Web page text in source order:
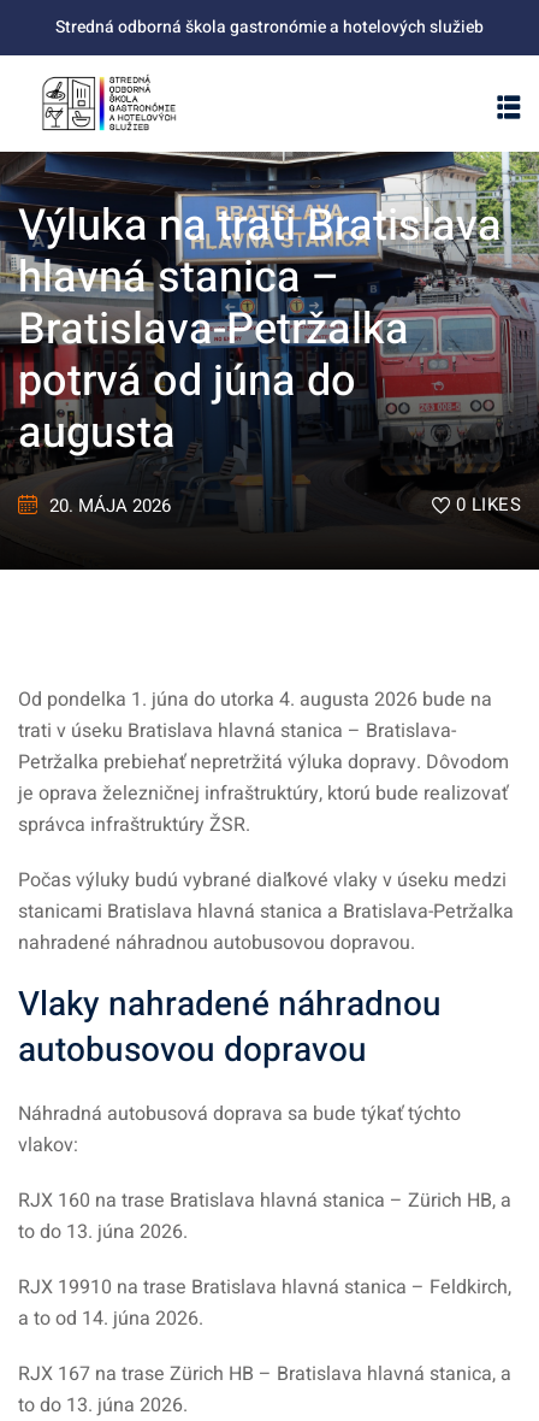
content
Stredná odborná škola gastronómie a hotelových služieb
Výluka na trati Bratislava
hlavná stanica –
Bratislava-Petržalka
potrvá od júna do
augusta
20. MÁJA 2026 0 LIKES
Od pondelka 1. júna do utorka 4. augusta 2026 bude na
trati v úseku Bratislava hlavná stanica – Bratislava-
Petržalka prebiehať nepretržitá výluka dopravy. Dôvodom
je oprava železničnej infraštruktúry, ktorú bude realizovať
správca infraštruktúry ŽSR.
Počas výluky budú vybrané diaľkové vlaky v úseku medzi
stanicami Bratislava hlavná stanica a Bratislava-Petržalka
nahradené náhradnou autobusovou dopravou.
Vlaky nahradené náhradnou
autobusovou dopravou
Náhradná autobusová doprava sa bude týkať týchto
vlakov:
RJX 160 na trase Bratislava hlavná stanica – Zürich HB, a
to do 13. júna 2026.
RJX 19910 na trase Bratislava hlavná stanica – Feldkirch,
a to od 14. júna 2026.
RJX 167 na trase Zürich HB – Bratislava hlavná stanica, a
to do 13. júna 2026.